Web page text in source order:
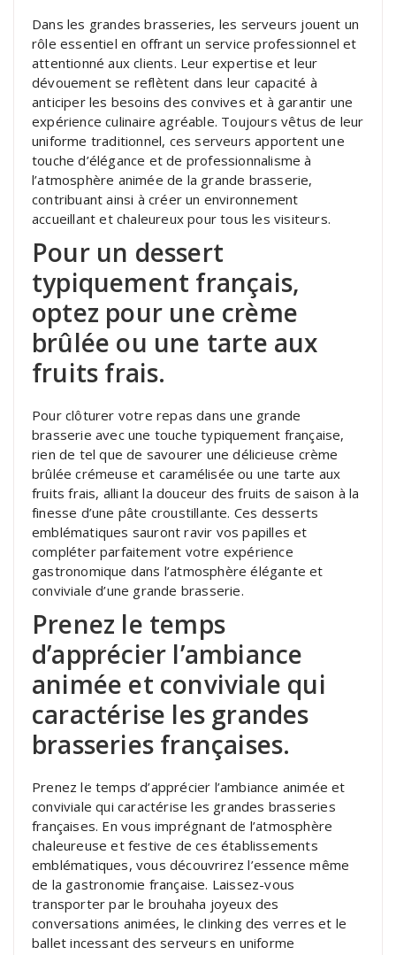
Dans les grandes brasseries, les serveurs jouent un
rôle essentiel en offrant un service professionnel et
attentionné aux clients. Leur expertise et leur
dévouement se reflètent dans leur capacité à
anticiper les besoins des convives et à garantir une
expérience culinaire agréable. Toujours vêtus de leur
uniforme traditionnel, ces serveurs apportent une
touche d’élégance et de professionnalisme à
l’atmosphère animée de la grande brasserie,
contribuant ainsi à créer un environnement
accueillant et chaleureux pour tous les visiteurs.
Pour un dessert
typiquement français,
optez pour une crème
brûlée ou une tarte aux
fruits frais.
Pour clôturer votre repas dans une grande
brasserie avec une touche typiquement française,
rien de tel que de savourer une délicieuse crème
brûlée crémeuse et caramélisée ou une tarte aux
fruits frais, alliant la douceur des fruits de saison à la
finesse d’une pâte croustillante. Ces desserts
emblématiques sauront ravir vos papilles et
compléter parfaitement votre expérience
gastronomique dans l’atmosphère élégante et
conviviale d’une grande brasserie.
Prenez le temps
d’apprécier l’ambiance
animée et conviviale qui
caractérise les grandes
brasseries françaises.
Prenez le temps d’apprécier l’ambiance animée et
conviviale qui caractérise les grandes brasseries
françaises. En vous imprégnant de l’atmosphère
chaleureuse et festive de ces établissements
emblématiques, vous découvrirez l’essence même
de la gastronomie française. Laissez-vous
transporter par le brouhaha joyeux des
conversations animées, le clinking des verres et le
ballet incessant des serveurs en uniforme